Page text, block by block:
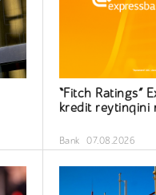
“Fitch Ratings”
kredit reytinqini
Bank 07.08.2026